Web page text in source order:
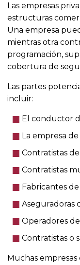
Las empresas
estructuras
Una empresa
mientras otra
programación,
cobertura de
Las partes
incluir:
El conductor
La empresa
Contratistas
Contratistas
Fabricantes
Aseguradoras
Operadores
Contratistas o
Muchas empresas